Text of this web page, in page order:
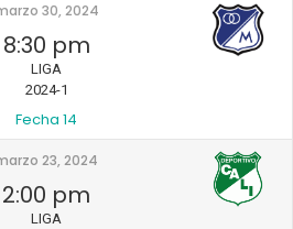
30, 2024
8:30 pm
LIGA
2024-1
Fecha 14
23, 2024
2:00 pm
LIGA